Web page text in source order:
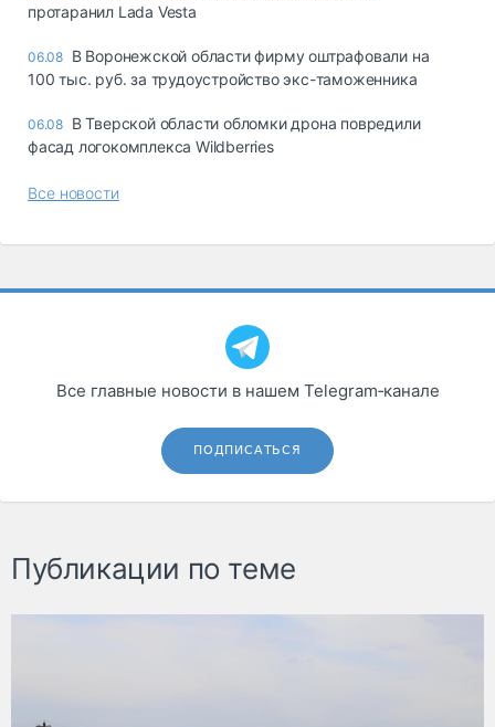
протаранил Lada Vesta
06.08 В Воронежской области фирму оштрафовали на
100 тыс. руб. за трудоустройство экс-таможенника
06.08 В Тверской области обломки дрона повредили
фасад логокомплекса Wildberries
Все новости
Все главные новости в нашем Telegram‑канале
ПОДПИСАТЬСЯ
Публикации по теме